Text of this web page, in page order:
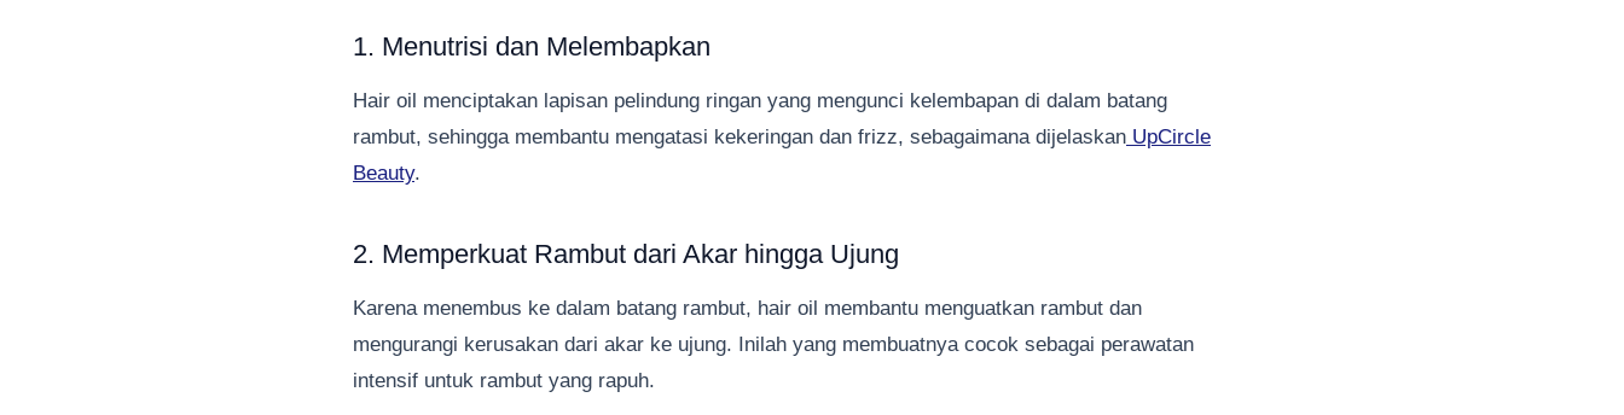
1. Menutrisi dan Melembapkan
Hair oil menciptakan lapisan pelindung ringan yang mengunci kelembapan di dalam batang
rambut, sehingga membantu mengatasi kekeringan dan frizz, sebagaimana dijelaskan UpCircle
Beauty.
2. Memperkuat Rambut dari Akar hingga Ujung
Karena menembus ke dalam batang rambut, hair oil membantu menguatkan rambut dan
mengurangi kerusakan dari akar ke ujung. Inilah yang membuatnya cocok sebagai perawatan
intensif untuk rambut yang rapuh.